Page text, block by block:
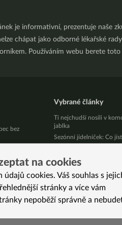
je informativní, prezentuje naše
chápat jako odborné lékařské
Používáním webu berete
bez
se
jak byste
Vybrané články
Ti nejchudší nosili v
jablka
Sezónní jídelníček: Co
Hledáme parťáka pro
jinak! 🎬
Bolest žaludku a pocit na
Smetanová ruská
cukru!
Krásná setkání na
18 tipů, jak použít
na cookies
cookies. Váš souhlas s
stránky a více vám
nepoběží správně a